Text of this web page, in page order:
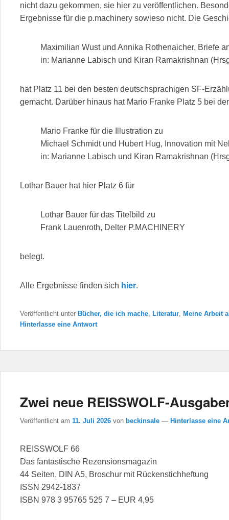
nicht dazu gekommen, sie hier zu veröffentlichen.
Ergebnisse für die p.machinery sowieso nicht. Die
Maximilian Wust und Annika Rothenaicher, Briefe
in: Marianne Labisch und Kiran Ramakrishnan
hat Platz 11 bei den besten deutschsprachigen SF-
gemacht. Darüber hinaus hat Mario Franke Platz 5 bei
Mario Franke für die Illustration zu
Michael Schmidt und Hubert Hug, Innovation mit
in: Marianne Labisch und Kiran Ramakrishnan
Lothar Bauer hat hier Platz 6 für
Lothar Bauer für das Titelbild zu
Frank Lauenroth, Delter P.MACHINERY
belegt.
Alle Ergebnisse finden sich hier.
Veröffentlicht unter Bücher, die ich mache Literatur Meine Arbeit
Hinterlasse eine Antwort
Zwei neue REISSWOLF-
Veröffentlicht am 11. Juli 2026 von beckinsale — Hinterlasse eine
REISSWOLF 66
Das fantastische Rezensionsmagazin
44 Seiten, DIN A5, Broschur mit Rückenstichheftung
ISSN 2942-1837
ISBN 978 3 95765 525 7 – EUR 4,95